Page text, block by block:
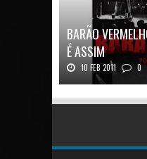
BARÃO
É ASSIM
10 FEB 2011 0
Barão Vermelho: